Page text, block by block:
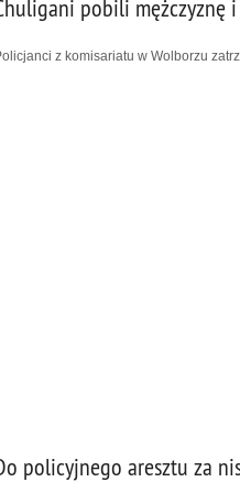
pobili mężczyznę
z komisariatu w Wolborzu
policyjnego aresztu za